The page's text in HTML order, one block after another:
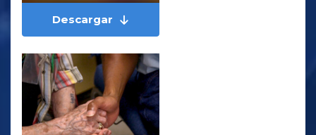
Descargar